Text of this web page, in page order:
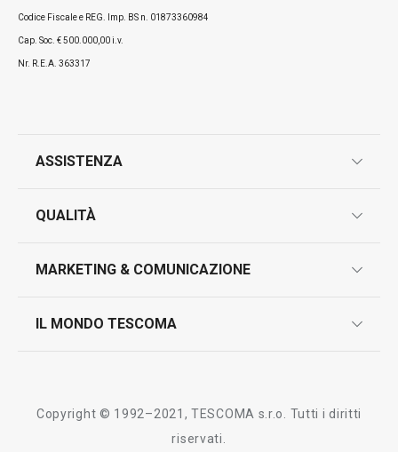
Visualizza Visualizza
Codice Fiscale e REG. Imp. BS n. 01873360984
Cap. Soc. € 500.000,00 i.v.
Nr. R.E.A. 363317
ASSISTENZA
contatti
QUALITÀ
test sui prodotti
MARKETING & COMUNICAZIONE
IL MONDO TESCOMA
Copyright © 1992–2021, TESCOMA s.r.o. Tutti i diritti
riservati.